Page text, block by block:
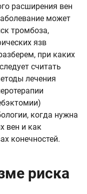
расширения вен
может
тромбоза,
язв
при каких
считать
лечения
когда нужна
вен и как
конечностей.
риска